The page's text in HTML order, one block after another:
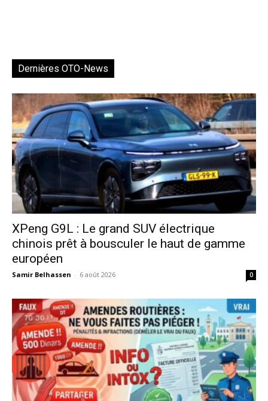
Dernières OTO-News
XPeng G9L : Le grand SUV électrique
chinois prêt à bousculer le haut de gamme
européen
Samir Belhassen - 6 août 2026 0